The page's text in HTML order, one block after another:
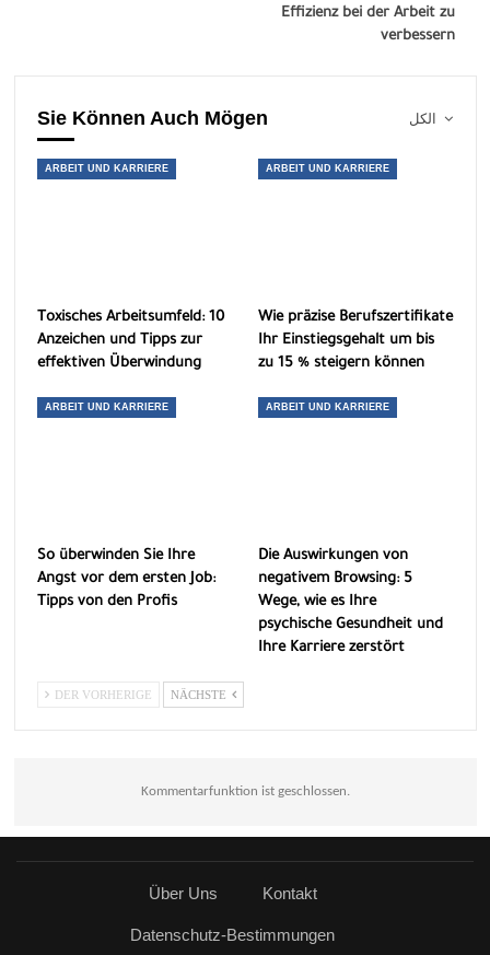
Effizienz bei der Arbeit zu
verbessern
Sie Können Auch Mögen
ARBEIT UND KARRIERE
Toxisches Arbeitsumfeld: 10
Anzeichen und Tipps zur
effektiven Überwindung
ARBEIT UND KARRIERE
Wie präzise Berufszertifikate
Ihr Einstiegsgehalt um bis
zu 15 % steigern können
ARBEIT UND KARRIERE
So überwinden Sie Ihre
Angst vor dem ersten Job:
Tipps von den Profis
ARBEIT UND KARRIERE
Die Auswirkungen von
negativem Browsing: 5
Wege, wie es Ihre
psychische Gesundheit und
Ihre Karriere zerstört
DER VORHERIGE NÄCHSTE
Kommentarfunktion ist geschlossen.
Über Uns Kontakt
Datenschutz-Bestimmungen